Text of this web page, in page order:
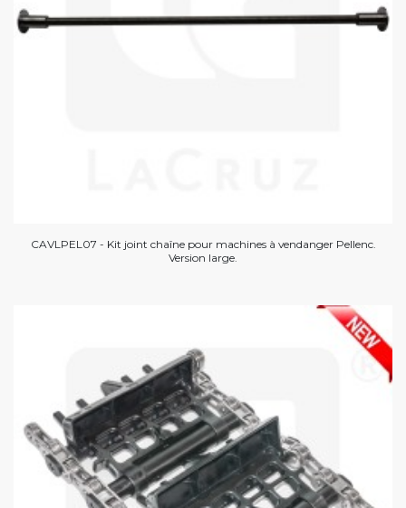
CAVLPEL07 - Kit joint chaîne pour machines à vendanger Pellenc.
Version large.